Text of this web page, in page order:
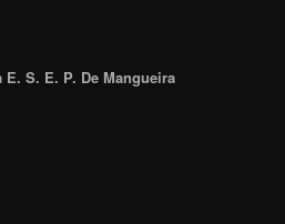
S. E. P. De Mangueira